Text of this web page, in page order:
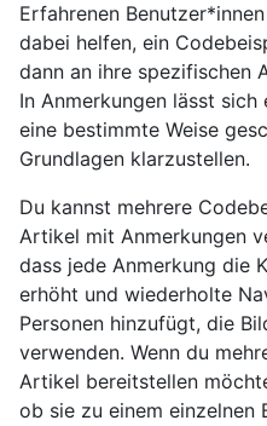
Erfahrenen
dabei helfen, ein
dann an ihre spezifischen
In Anmerkungen lässt
eine bestimmte Weise
Grundlagen klarzustellen.
Du kannst mehrere
Artikel mit Anmerkungen
dass jede Anmerkung die
erhöht und wiederholte
Personen hinzufügt, die
verwenden. Wenn du
Artikel bereitstellen
ob sie zu einem